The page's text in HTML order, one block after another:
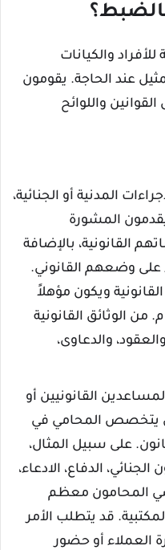
والكيانات
عند الحاجة. يقومون
واللوائح
المدنية أو الجنائية،
المشورة
القانونية، بالإضافة
على وضعهم القانوني.
ويكون مؤهلاً
من الوثائق القانونية
والدعاوى،
القانونيين أو
يتخصص المحامي في
على سبيل المثال،
الدفاع، الادعاء،
المحامون معظم
قد يتطلب الأمر
العملاء أو حضور